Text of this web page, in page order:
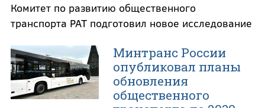
Комитет по развитию общественного
транспорта РАТ подготовил новое исследование
Минтранс России
опубликовал планы
обновления
общественного